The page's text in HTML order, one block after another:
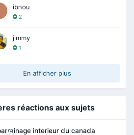
ibnou
2
jimmy
1
En afficher plus
réactions aux sujets
interieur du canada